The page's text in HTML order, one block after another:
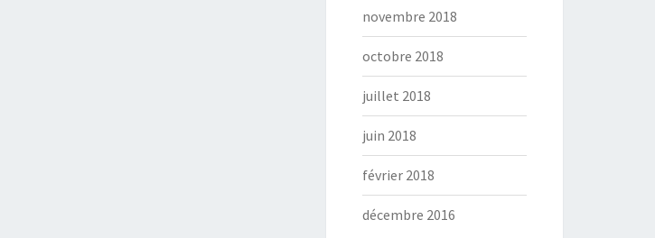
novembre 2018
octobre 2018
juillet 2018
juin 2018
février 2018
décembre 2016